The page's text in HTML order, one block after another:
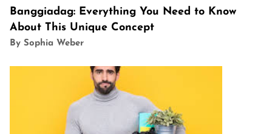
Banggiadag: Everything You Need to Know
About This Unique Concept
By Sophia Weber